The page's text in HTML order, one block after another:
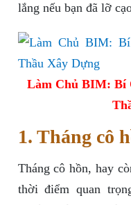
lắng nếu bạn đã lỡ
Làm Chủ BIM: Bí
1. Tháng cô
Tháng cô hồn, hay
thời điểm quan